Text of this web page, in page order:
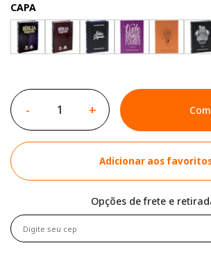
CAPA
- +
Adicionar aos
Opções de frete e